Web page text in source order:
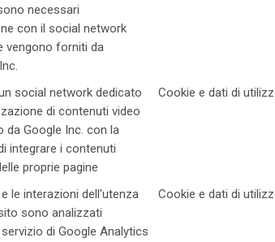
necessari
con il social network
vengono forniti da
social network dedicato
di contenuti video
da Google Inc. con la
integrare i contenuti
proprie pagine
Cookie e dati di
le interazioni dell'utenza
sono analizzati
di Google Analytics
Cookie e dati di